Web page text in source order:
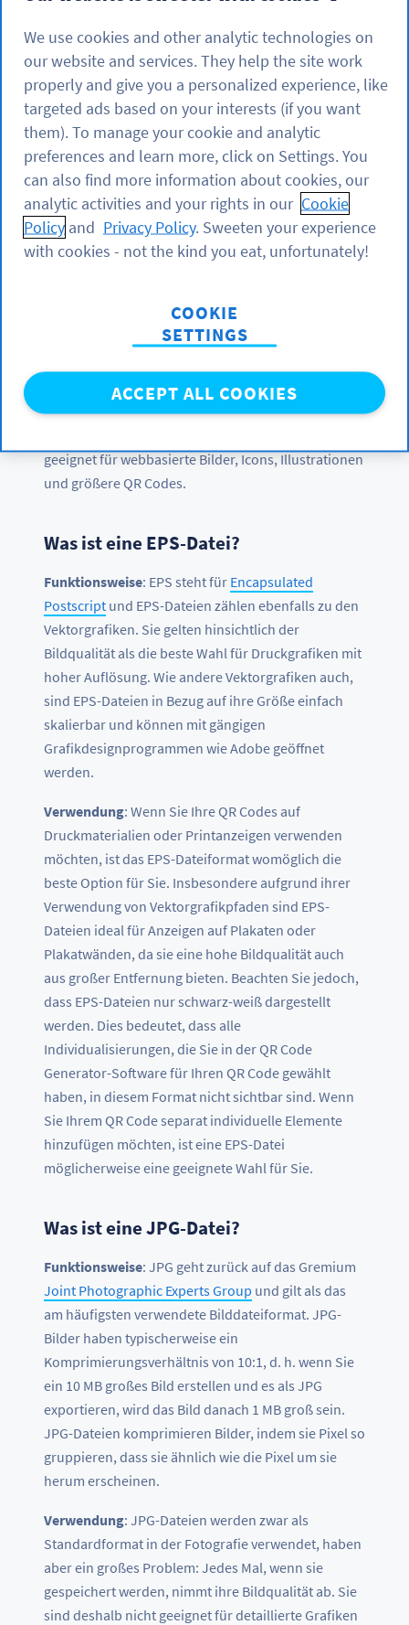
von Bildern handelt. Sie eignen sich sowohl für
einfache Zeichnungen als auch für komplexe
Diagramme. SVG-Dateien sind also eine
zweidimensionale Version einer Vektorgrafik, die
Bilder mit einem Textformat beschreibt, und haben
sich als Standard-Dateiformat für die Verwendung
von Vektorgrafiken auf digitalen Medien etabliert.
Eine Liste mit allen Programmen, die SVG-Dateien
lesen können,finden Sie hier.
skalieren möchten. Wie bereits erwähnt, verwenden
Vektorgrafiken im Gegensatz zu anderen Bilddateien
ist, dass ihre Qualität abnimmt, wenn Sie ihre Größe
erhöhen. Dank ihrer Pfadstruktur haben SVG-
geeignet für webbasierte Bilder, Icons, Illustrationen
und größere QR Codes.
Was ist eine EPS-Datei?
Funktionsweise: EPS steht für Encapsulated
Postscript und EPS-Dateien zählen ebenfalls zu den
Vektorgrafiken. Sie gelten hinsichtlich der
Bildqualität als die beste Wahl für Druckgrafiken mit
hoher Auflösung. Wie andere Vektorgrafiken auch,
sind EPS-Dateien in Bezug auf ihre Größe einfach
skalierbar und können mit gängigen
Grafikdesignprogrammen wie Adobe geöffnet
werden.
Verwendung: Wenn Sie Ihre QR Codes auf
Druckmaterialien oder Printanzeigen verwenden
möchten, ist das EPS-Dateiformat womöglich die
beste Option für Sie. Insbesondere aufgrund ihrer
Verwendung von Vektorgrafikpfaden sind EPS-
Dateien ideal für Anzeigen auf Plakaten oder
Plakatwänden, da sie eine hohe Bildqualität auch
aus großer Entfernung bieten. Beachten Sie jedoch,
dass EPS-Dateien nur schwarz-weiß dargestellt
werden. Dies bedeutet, dass alle
Individualisierungen, die Sie in der QR Code
Generator-Software für Ihren QR Code gewählt
haben, in diesem Format nicht sichtbar sind. Wenn
Sie Ihrem QR Code separat individuelle Elemente
hinzufügen möchten, ist eine EPS-Datei
möglicherweise eine geeignete Wahl für Sie.
Was ist eine JPG-Datei?
Funktionsweise: JPG geht zurück auf das Gremium
Joint Photographic Experts Group und gilt als das
am häufigsten verwendete Bilddateiformat. JPG-
Bilder haben typischerweise ein
Komprimierungsverhältnis von 10:1, d. h. wenn Sie
ein 10 MB großes Bild erstellen und es als JPG
exportieren, wird das Bild danach 1 MB groß sein.
JPG-Dateien komprimieren Bilder, indem sie Pixel so
gruppieren, dass sie ähnlich wie die Pixel um sie
herum erscheinen.
Verwendung: JPG-Dateien werden zwar als
Standardformat in der Fotografie verwendet, haben
aber ein großes Problem: Jedes Mal, wenn sie
gespeichert werden, nimmt ihre Bildqualität ab. Sie
sind deshalb nicht geeignet für detaillierte Grafiken
We use cookies and other analytic technologies on
our website and services. They help the site work
properly and give you a personalized experience, like
targeted ads based on your interests (if you want
them). To manage your cookie and analytic
preferences and learn more, click on Settings. You
can also find more information about cookies, our
analytic activities and your rights in our Cookie
Policy and Privacy Policy. Sweeten your experience
with cookies - not the kind you eat, unfortunately!
COOKIE
SETTINGS
ACCEPT ALL COOKIES